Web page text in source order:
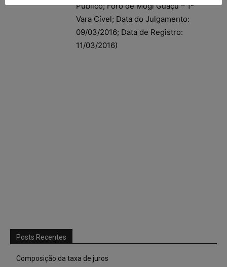
Público; Foro de Mogi Guaçu – 1ª
Vara Cível; Data do Julgamento:
09/03/2016; Data de Registro:
11/03/2016)
Posts Recentes
Composição da taxa de juros